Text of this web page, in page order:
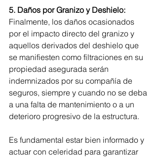
5. Daños por Granizo y Deshielo:
Finalmente, los daños ocasionados
por el impacto directo del granizo y
aquellos derivados del deshielo que
se manifiesten como filtraciones en su
propiedad asegurada serán
indemnizados por su compañía de
seguros, siempre y cuando no se deba
a una falta de mantenimiento o a un
deterioro progresivo de la estructura.
Es fundamental estar bien informado y
actuar con celeridad para garantizar